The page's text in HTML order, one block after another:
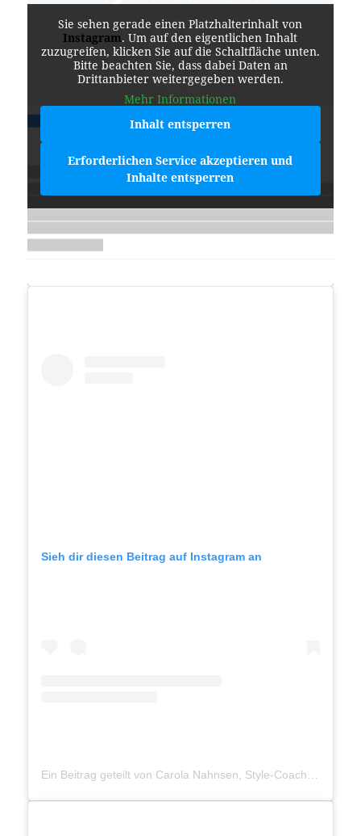
Sie sehen gerade einen Platzhalterinhalt von
Instagram. Um auf den eigentlichen Inhalt
zuzugreifen, klicken Sie auf die Schaltfläche unten.
Bitte beachten Sie, dass dabei Daten an
Drittanbieter weitergegeben werden.
Mehr Informationen
Inhalt entsperren
Erforderlichen Service akzeptieren und
Inhalte entsperren
Sieh dir diesen Beitrag auf Instagram an
Ein Beitrag geteilt von Carola Nahnsen, Style-Coach (@carola_nahnsen)